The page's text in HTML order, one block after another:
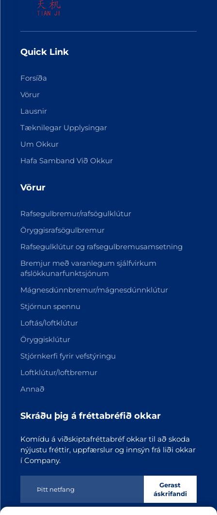
Quick Link
Forsíða
Vörur
Lausnir
Tæknilegar Upplysingar
Um Okkur
Hafa Samband Við Okkur
Vörur
Rafsegulbremur/rafsögulklútur
Öryggisrafsögulbremur
Rafsegulklútur og rafsegulbremusamsetning
Bremjur með varanlegum sjálfvirkum
afslökkunarfunktsjónum
Mágnesdúnnbremur/mágnesdúnnklútur
Stjórnun spennu
Loftás/loftklútur
Öryggisklútur
Stjórnkerfi fyrir vefstýringu
Loftklútur/loftbremur
Annað
Skráðu þig á fréttabréfið okkar
Komídu á viðskiptafréttabréf okkar til að skoda
nýjustu fréttir, uppfærslur og innsýn frá liði okkar
í Company.
Gerast
áskrifandi